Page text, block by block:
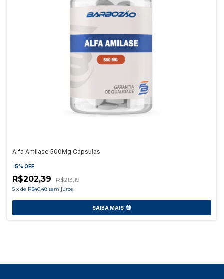
Alfa Amilase 500Mg Cápsulas
-5% OFF
R$202,39 R$213,19
5 x de R$40,48 sem juros
SAIBA MAIS